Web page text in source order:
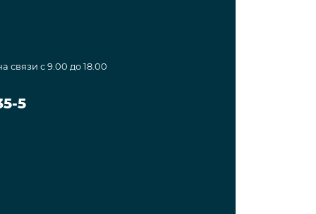
связи с 9.00 до 18.00
5